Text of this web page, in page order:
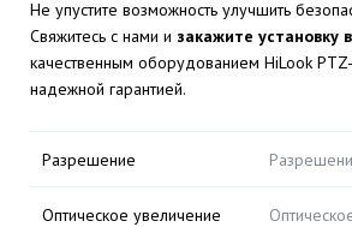
Не упустите возможность улучшить
Свяжитесь с нами и закажите установку
качественным оборудованием HiLook
надежной гарантией.
Разрешение
Оптическое увеличение